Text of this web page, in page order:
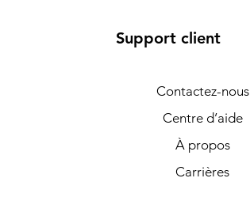
Support client
Contactez-nous
Centre d’aide
À propos
Carrières